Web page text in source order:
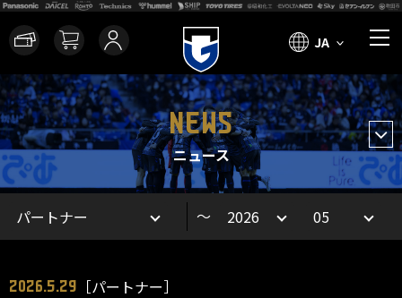
JA
NEWS
ニュース
～
2026.5.29 ［パートナー］